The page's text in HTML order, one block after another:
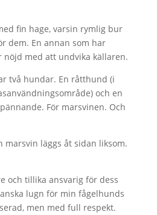
fin hage, varsin rymlig bur
dem. En annan som har
nöjd med att undvika källaren.
två hundar. En råtthund (i
och en
För marsvinen. Och
marsvin läggs åt sidan liksom.
och tillika ansvarig för dess
lugn för min fågelhunds
men med full respekt.